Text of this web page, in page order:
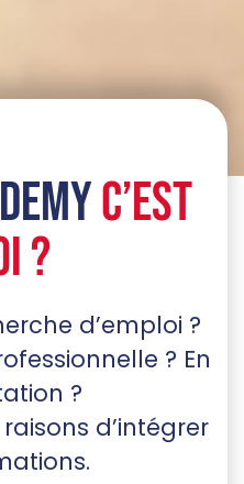
C’EST
?
d’emploi ?
? En
?
d’intégrer